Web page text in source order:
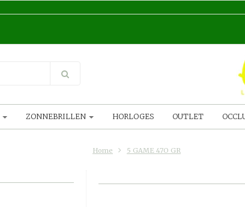
ZONNEBRILLEN HORLOGES OUTLET
Home 5 GAME 47O GR